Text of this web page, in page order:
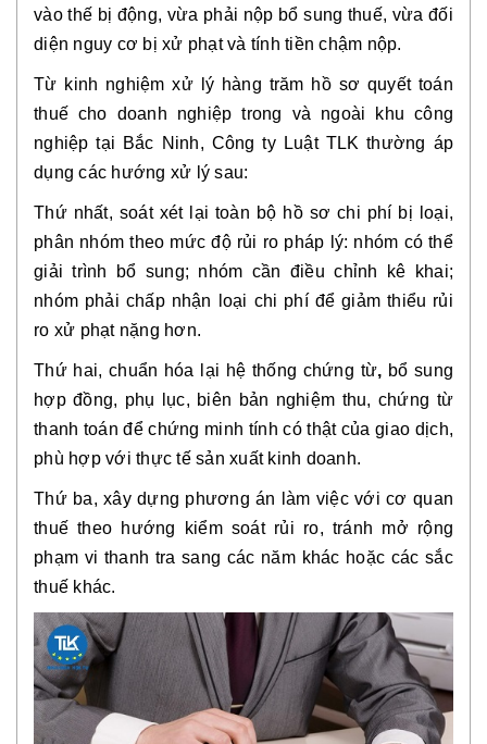
vào thế bị động, vừa phải nộp bổ sung thuế, vừa đối
diện nguy cơ bị xử phạt và tính tiền chậm nộp.
Từ kinh nghiệm xử lý hàng trăm hồ sơ quyết toán
thuế cho doanh nghiệp trong và ngoài khu công
nghiệp tại Bắc Ninh, Công ty Luật TLK thường áp
dụng các hướng xử lý sau:
Thứ nhất, soát xét lại toàn bộ hồ sơ chi phí bị loại,
phân nhóm theo mức độ rủi ro pháp lý: nhóm có thể
giải trình bổ sung; nhóm cần điều chỉnh kê khai;
nhóm phải chấp nhận loại chi phí để giảm thiểu rủi
ro xử phạt nặng hơn.
Thứ hai, chuẩn hóa lại hệ thống chứng từ, bổ sung
hợp đồng, phụ lục, biên bản nghiệm thu, chứng từ
thanh toán để chứng minh tính có thật của giao dịch,
phù hợp với thực tế sản xuất kinh doanh.
Thứ ba,xây dựng phương án làm việc với cơ quan
thuế theo hướng kiểm soát rủi ro, tránh mở rộng
phạm vi thanh tra sang các năm khác hoặc các sắc
thuế khác.